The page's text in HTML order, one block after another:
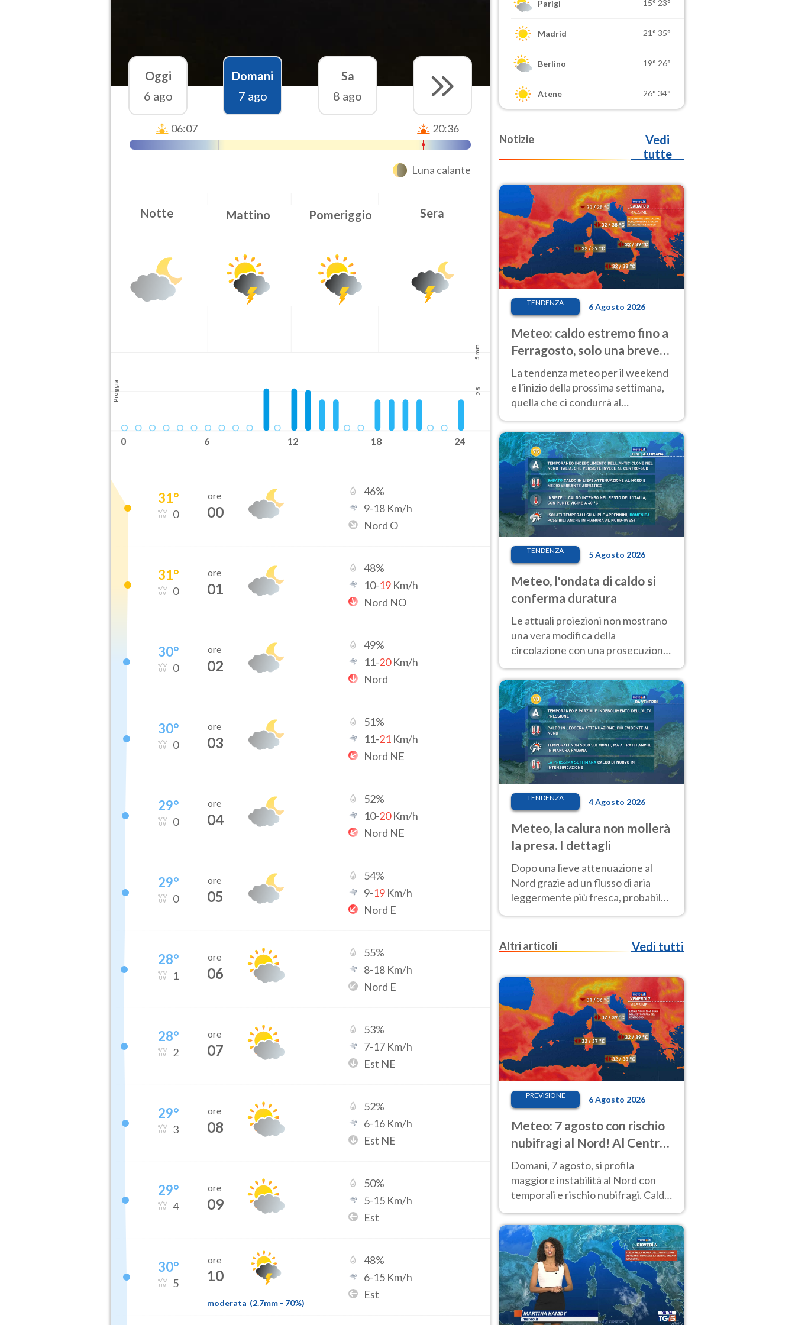
Oggi
6 ago
Domani
7 ago
Sa
8 ago
06:07 20:36
Luna calante
Notte Mattino Pomeriggio Sera
5 mm
2.5
Pioggia
0 6 12 18 24
31°
0
ore
00
46%
9-18 Km/h
Nord O
31°
0
ore
01
48%
10-19 Km/h
Nord NO
30°
0
ore
02
49%
11-20Km/h
Nord
30°
0
ore
03
51%
11-21 Km/h
Nord NE
29°
0
ore
04
52%
10-20Km/h
Nord NE
29°
0
ore
05
54%
9-19 Km/h
Nord E
28°
1
ore
06
55%
8-18 Km/h
Nord E
28°
2
ore
07
53%
7-17 Km/h
Est NE
29°
3
ore
08
52%
6-16 Km/h
Est NE
29°
4
ore
09
50%
5-15 Km/h
Est
30°
5
ore
10
moderata (2.7mm - 70%)
48%
6-15 Km/h
Est
Parigi 15° 23°
Madrid 21° 35°
Berlino 19° 26°
Atene 26° 34°
Notizie
Vedi
tutte
TENDENZA 6 Agosto 2026
Meteo: caldo estremo fino a
Ferragosto, solo una breve
pausa. Ecco dove
La tendenza meteo per il weekend
e l'inizio della prossima settimana,
quella che ci condurrà al
temperature molto elevate
TENDENZA 5 Agosto 2026
Meteo, l'ondata di caldo si
conferma duratura
Le attuali proiezioni non mostrano
una vera modifica della
circolazione con una prosecuzione
giorni, compresa la settimana di
Ferragosto
TENDENZA 4 Agosto 2026
Meteo, la calura non mollerà
la presa. I dettagli
Dopo una lieve attenuazione al
Nord grazie ad un flusso di aria
leggermente più fresca, probabile
nuovo rinforzo dell’anticiclone
Altri articoli
Vedi tutti
PREVISIONE 6 Agosto 2026
Meteo: 7 agosto con rischio
nubifragi al Nord! Al Centro-
Sud caldo estremo
Domani, 7 agosto, si profila
maggiore instabilità al Nord con
temporali e rischio nubifragi. Caldo
previsioni.